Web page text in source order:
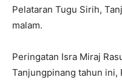
Pelataran Tugu Sirih,
malam.
Peringatan Isra Miraj
Tanjungpinang tahun ini,